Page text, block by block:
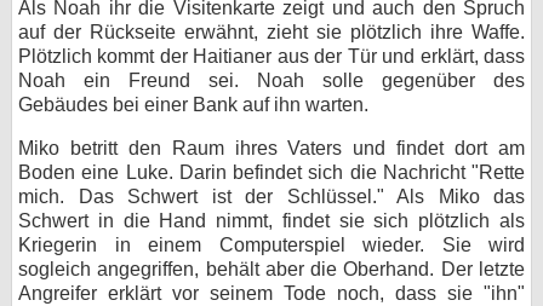
Als Noah ihr die Visitenkarte zeigt und auch den Spruch
auf der Rückseite erwähnt, zieht sie plötzlich ihre Waffe.
Plötzlich kommt der Haitianer aus der Tür und erklärt, dass
Noah ein Freund sei. Noah solle gegenüber des
Gebäudes bei einer Bank auf ihn warten.
Miko betritt den Raum ihres Vaters und findet dort am
Boden eine Luke. Darin befindet sich die Nachricht "Rette
mich. Das Schwert ist der Schlüssel." Als Miko das
Schwert in die Hand nimmt, findet sie sich plötzlich als
Kriegerin in einem Computerspiel wieder. Sie wird
sogleich angegriffen, behält aber die Oberhand. Der letzte
Angreifer erklärt vor seinem Tode noch, dass sie "ihn"